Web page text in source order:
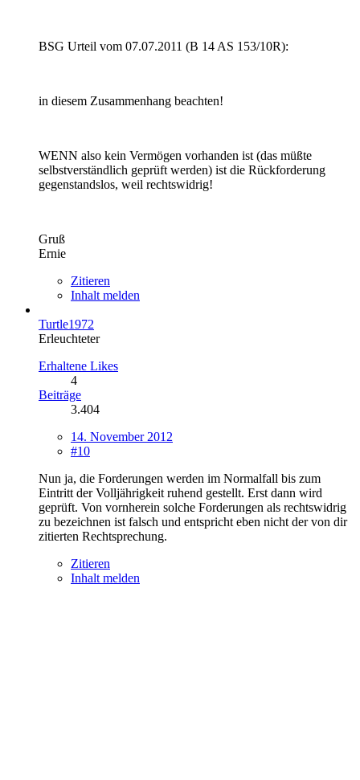
BSG Urteil vom 07.07.2011 (B 14 AS 153/10R):
in diesem Zusammenhang beachten!
WENN also kein Vermögen vorhanden ist (das müßte
selbstverständlich geprüft werden) ist die Rückforderung
gegenstandslos, weil rechtswidrig!
Gruß
Ernie
Zitieren
Inhalt melden
Turtle1972
Erleuchteter
Erhaltene Likes
4
Beiträge
3.404
14. November 2012
#10
Nun ja, die Forderungen werden im Normalfall bis zum
Eintritt der Volljährigkeit ruhend gestellt. Erst dann wird
geprüft. Von vornherein solche Forderungen als rechtswidrig
zu bezeichnen ist falsch und entspricht eben nicht der von dir
zitierten Rechtsprechung.
Zitieren
Inhalt melden